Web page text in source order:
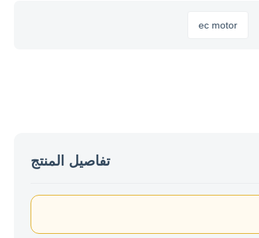
ec motor
تفاصيل المنتج